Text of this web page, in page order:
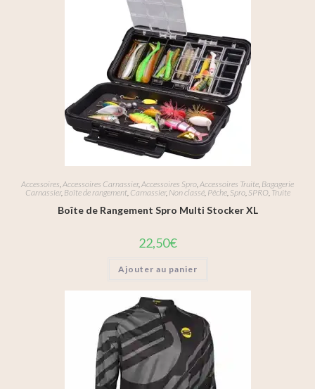
Accessoires,Accessoires Carnassier,Accessoires Spro,Accessoires Truite, Bagagerie
Carnassier, Boîte de rangement, Carnassier, Non classé, Pêche, Spro, SPRO, Truite
Boîte de Rangement Spro Multi Stocker XL
22,50€
Ajouter au panier